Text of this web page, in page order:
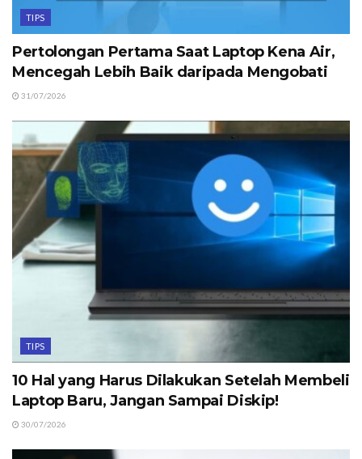
TIPS
Pertolongan Pertama Saat Laptop Kena Air,
Mencegah Lebih Baik daripada Mengobati
31/07/2026
TIPS
10 Hal yang Harus Dilakukan Setelah Membeli
Laptop Baru, Jangan Sampai Diskip!
30/07/2026